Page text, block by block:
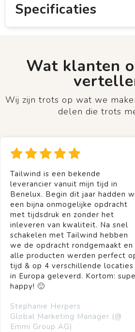
Specificaties
Wat klanten
Wij zijn trots op wat we
delen die trots
Tailwind is een bekende
leverancier vanuit mijn tijd in
Benelux. Begin dit jaar hadden
een bijna onmogelijke opdracht
met tijdsdruk en zonder het
inleveren van kwaliteit. Na snel
schakelen met Tailwind hebben
we de opdracht rondgemaakt en
alle producten werden perfect
tijd & op 4 verschillende locaties
in Europa geleverd. Kortom:
happy! 🙂
Stephanie Herpers
Global Marketing Manager (@
Emmi Group AG)